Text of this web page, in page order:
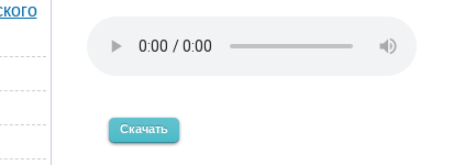
Скачать